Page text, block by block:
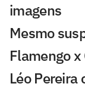
imagens
Mesmo
Flamengo
Léo Pereira